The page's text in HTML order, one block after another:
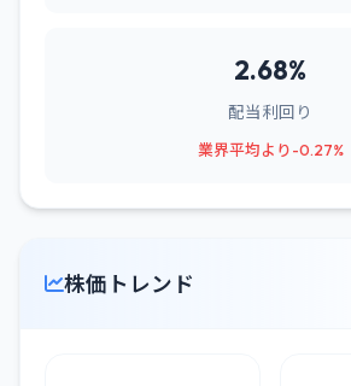
2.68%
配当利回り
業界平均より-0.27%
株価トレンド